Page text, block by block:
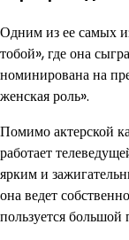
Одним из ее самых
тобой», где она
номинирована на
женская роль».
Помимо актерской
работает
ярким и
она ведет
пользуется большой